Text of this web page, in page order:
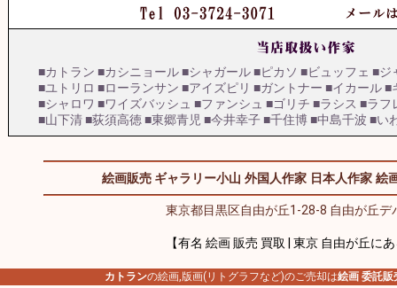
■カトラン ■カシニョール■シャガール■ピカソ ■ビュッフェ ■ジ
■ユトリロ ■ローランサン ■アイズピリ ■ガントナー ■イカール■
■シャロワ ■ワイズバッシュ ■ファンシュ ■ゴリチ ■ラシス ■ラフ
■山下清■荻須高徳■東郷青児 ■今井幸子■千住博■中島千波 ■い
絵画販売 ギャラリー小山 外国人作家 日本人作家 絵
東京都目黒区自由が丘1-28-8 自由が丘デ
【有名 絵画 販売 買取 | 東京 自由が丘に
カトランの絵画,版画(リトグラフなど)のご売却は絵画 委託販